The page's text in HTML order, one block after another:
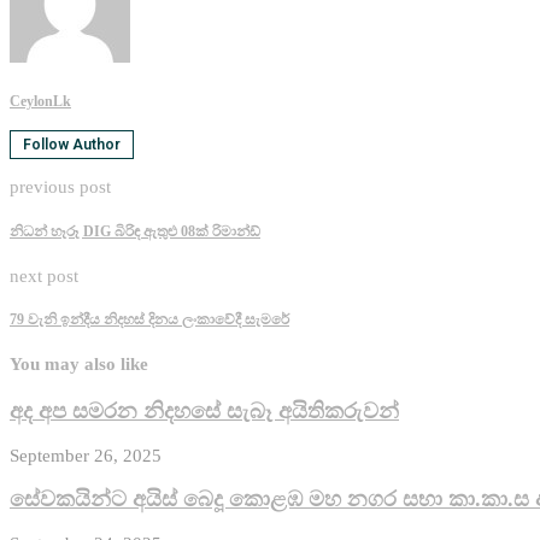
CeylonLk
Follow Author
previous post
නිධන් හෑරූ DIG බිරිඳ ඇතුළු 08ක් රිමාන්ඩ්
next post
79 වැනි ඉන්දීය නිදහස් දිනය ලංකාවේදී සැමරේ
You may also like
අද අප සමරන නිදහසේ සැබෑ අයිතිකරුවන්
September 26, 2025
සේවකයින්ට අයිස් බෙදූ කොළඹ මහ නගර සභා කා.කා.ස